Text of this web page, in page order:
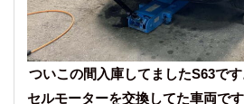
ついこの間入庫してましたS63です
セルモーターを交換してた車両で